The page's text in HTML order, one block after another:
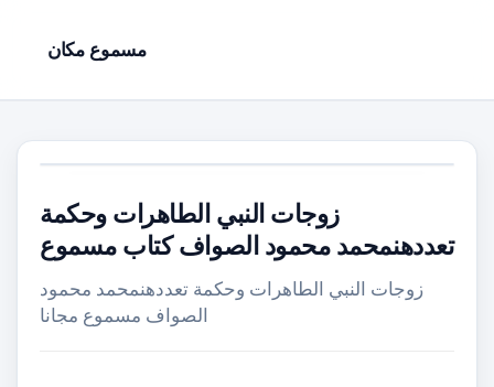
مسموع مكان
زوجات النبي الطاهرات وحكمة
تعددهنمحمد محمود الصواف كتاب مسموع
زوجات النبي الطاهرات وحكمة تعددهنمحمد محمود
الصواف مسموع مجانا